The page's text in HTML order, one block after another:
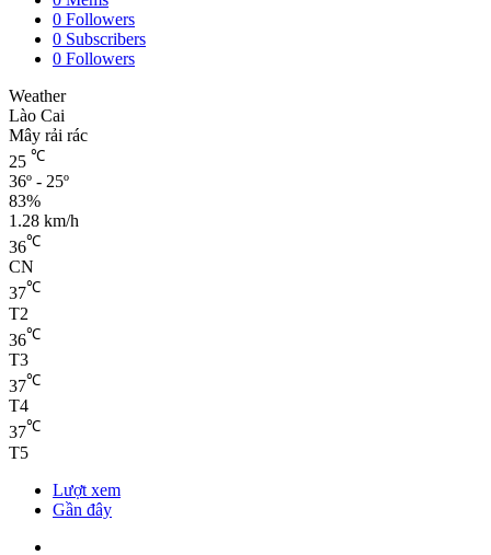
0 Followers
0 Subscribers
0 Followers
Weather
Lào Cai
Mây rải rác
25 ℃
36º - 25º
83%
1.28 km/h
36℃
CN
37℃
T2
36℃
T3
37℃
T4
37℃
T5
Lượt xem
Gần đây